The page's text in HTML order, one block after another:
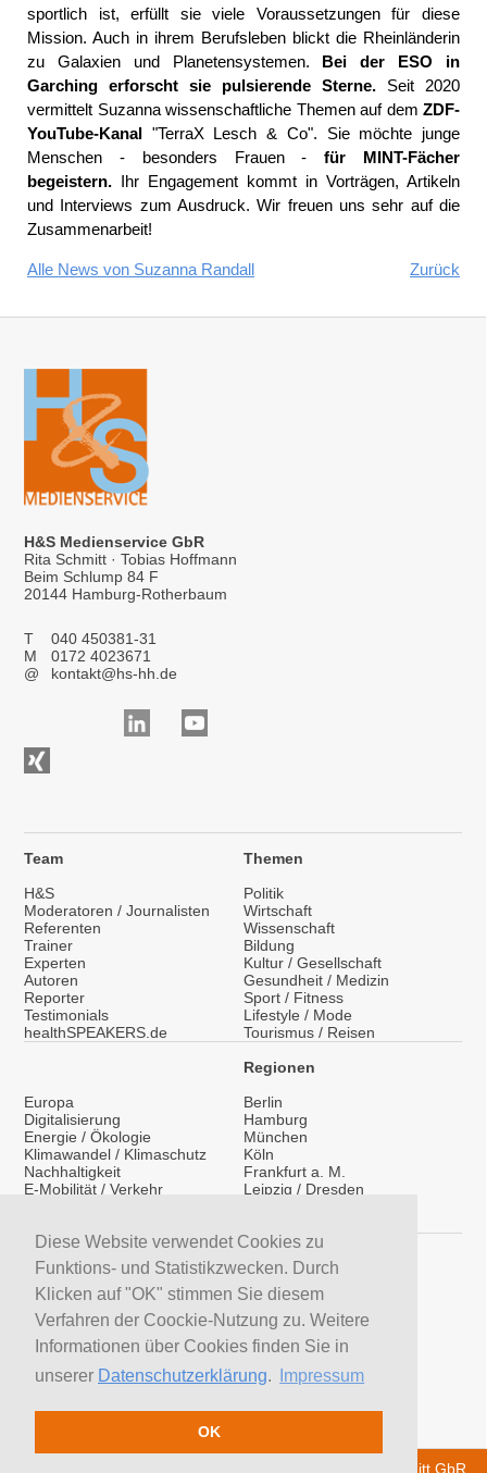
Diese Website verwendet Cookies zu
Funktions- und Statistikzwecken. Durch
Klicken auf "OK" stimmen Sie diesem
Verfahren der Coockie-Nutzung zu. Weitere
Informationen über Cookies finden Sie in
unserer Datenschutzerklärung. Impressum
OK
sportlich ist, erfüllt sie viele Voraussetzungen für diese
Mission. Auch in ihrem Berufsleben blickt die Rheinländerin
zu Galaxien und Planetensystemen. Bei der ESO in
Garching erforscht sie pulsierende Sterne. Seit 2020
vermittelt Suzanna wissenschaftliche Themen auf dem ZDF-
YouTube-Kanal "TerraX Lesch & Co". Sie möchte junge
Menschen - besonders Frauen -für MINT-Fächer
begeistern. Ihr Engagement kommt in Vorträgen, Artikeln
und Interviews zum Ausdruck. Wir freuen uns sehr auf die
Zusammenarbeit!
Alle News von Suzanna Randall Zurück
H&S Medienservice GbR
Rita Schmitt · Tobias Hoffmann
Beim Schlump 84 F
20144 Hamburg-Rotherbaum
T
040 450381-31
M
0172 4023671
@
kontakt@hs-hh.de
Team
H&S
Moderatoren / Journalisten
Referenten
Trainer
Experten
Autoren
Reporter
Testimonials
healthSPEAKERS.de
Themen
Politik
Wirtschaft
Wissenschaft
Bildung
Kultur / Gesellschaft
Gesundheit / Medizin
Sport / Fitness
Lifestyle / Mode
Tourismus / Reisen
Europa
Digitalisierung
Energie / Ökologie
Klimawandel / Klimaschutz
Nachhaltigkeit
E-Mobilität / Verkehr
Vorträge / Keynotes
Regionen
Berlin
Hamburg
München
Köln
Frankfurt a. M.
Leipzig / Dresden
Service
LinkedIn
YouTube Moderatoren
YouTube Referenten
H&S News
Moderatoren suchen
Trainer suchen
© 2026 H&S Medienservice - Tobias Hoffmann Rita Schmitt GbR